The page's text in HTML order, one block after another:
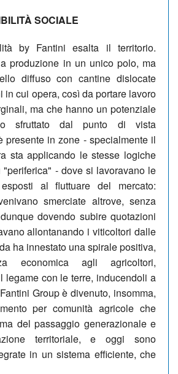
SOCIALE
by Fantini esalta il territorio.
produzione in un unico polo, ma
diffuso con cantine dislocate
in cui opera, così da portare lavoro
ma che hanno un potenziale
sfruttato dal punto di vista
presente in zone - specialmente il
sta applicando le stesse logiche
- dove si lavoravano le
al fluttuare del mercato:
smerciate altrove, senza
dovendo subire quotazioni
allontanando i viticoltori dalle
ha innestato una spirale positiva,
economica agli agricoltori,
legame con le terre, inducendoli a
Group è divenuto, insomma,
per comunità agricole che
del passaggio generazionale e
territoriale, e oggi sono
in un sistema efficiente, che